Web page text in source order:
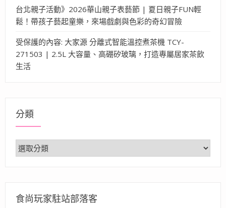
台北親子活動》2026華山親子表藝節 | 夏日親子FUN輕
鬆！帶孩子藝起童樂，來場戲劇與色彩的奇幻冒險
受保護的內容: 大家源 分離式智能溫控煮茶機 TCY-
271503 | 2.5L 大容量、高硼矽玻璃，打造專屬居家茶飲
生活
分類
分
類
食尚玩家駐站部落客